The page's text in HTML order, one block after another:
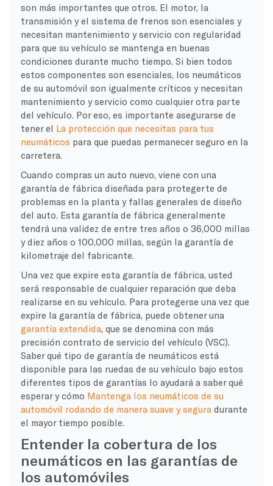
son más importantes que otros. El motor, la
transmisión y el sistema de frenos son esenciales y
necesitan mantenimiento y servicio con regularidad
para que su vehículo se mantenga en buenas
condiciones durante mucho tiempo. Si bien todos
estos componentes son esenciales, los neumáticos
de su automóvil son igualmente críticos y necesitan
mantenimiento y servicio como cualquier otra parte
del vehículo. Por eso, es importante asegurarse de
tener el La protección que necesitas para tus
neumáticos para que puedas permanecer seguro en la
carretera.
Cuando compras un auto nuevo, viene con una
garantía de fábrica diseñada para protegerte de
problemas en la planta y fallas generales de diseño
del auto. Esta garantía de fábrica generalmente
tendrá una validez de entre tres años o 36,000 millas
y diez años o 100,000 millas, según la garantía de
kilometraje del fabricante.
Una vez que expire esta garantía de fábrica, usted
será responsable de cualquier reparación que deba
realizarse en su vehículo. Para protegerse una vez que
expire la garantía de fábrica, puede obtener una
garantía extendida , que se denomina con más
precisión contrato de servicio del vehículo (VSC).
Saber qué tipo de garantía de neumáticos está
disponible para las ruedas de su vehículo bajo estos
diferentes tipos de garantías lo ayudará a saber qué
esperar y cómo Mantenga los neumáticos de su
automóvil rodando de manera suave y segura durante
el mayor tiempo posible.
Entender la cobertura de los
neumáticos en las garantías de
los automóviles